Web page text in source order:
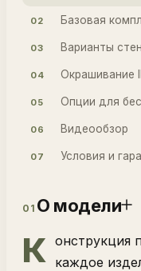
02 Базовая
03 Варианты
04 Окрашивание
05 Опции для
06 Видеообзор
07 Условия и
01 О модели
К онструкция
каждое